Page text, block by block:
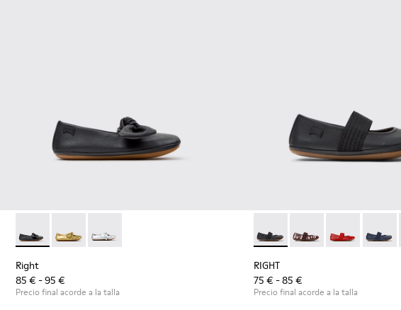
para niños.
de piel para niños.
negras de piel para niños
Right - K800702-006 - Bailarinas de piel negras para niños.
Right - K800702-004
Right - K800702-002
Right
85 € - 95 €
Precio final acorde a la talla
RIGHT - 80025-053 -
RIGHT - 80025-160
RIGHT -RIGHT
RIGHT
75 € - 85 €
Precio final acorde a la talla